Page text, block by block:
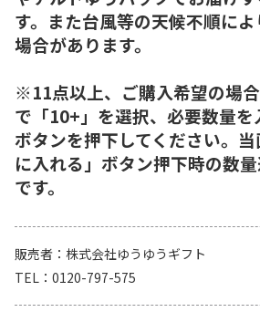
す。また台風等の天候不順に
場合があります。
※11点以上、ご購入希望の場
で「10+」を選択、必要数量を
ボタンを押下してください。
に入れる」ボタン押下時の数
です。
販売者
株式会社ゆうゆうギフト
TEL
0120-797-575